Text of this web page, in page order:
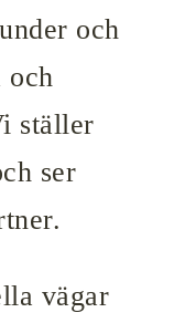
och
och
ställer
ser
vägar